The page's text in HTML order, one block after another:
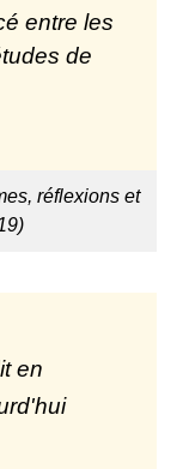
entre les
de
réflexions et
en